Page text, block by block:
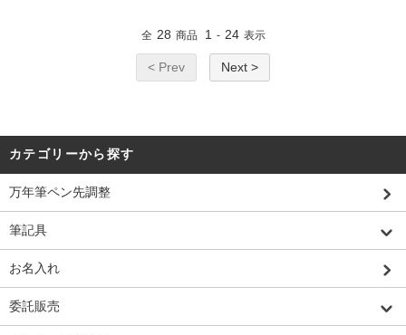
全 28 商品 1 - 24 表示
< Prev Next >
カテゴリーから探す
万年筆ペン先調整
筆記具
お名入れ
委託販売